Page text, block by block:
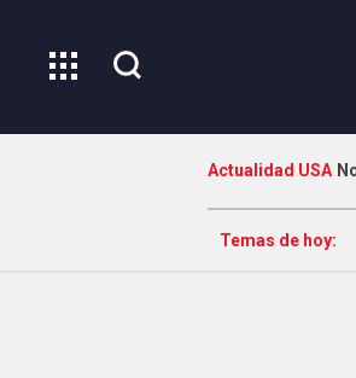
Actualidad USA
Temas de hoy: